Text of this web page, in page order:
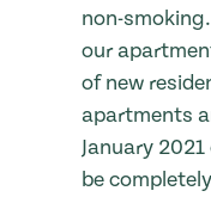
non-
our
of new
apartments
January
be